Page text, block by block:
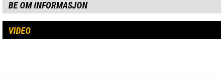
BE OM INFORMASJON
VIDEO